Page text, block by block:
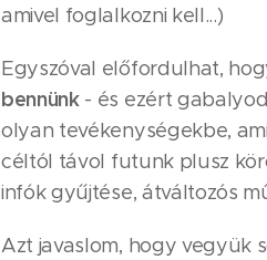
amivel foglalkozni kell...)
Egyszóval előfordulhat,
bennünk- és ezért
olyan tevékenységekbe,
céltól távol futunk plusz
infók gyűjtése, átváltozós
Azt javaslom, hogy vegyük